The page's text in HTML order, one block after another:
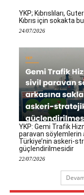
YKP; Kıbrıslıları,
Kıbrıs için sokakta
24/07/2026
YKP: Gemi Trafik
paravan söylemlerin
Türkiye’nin askeri-
güçlendirilmesidir
22/07/2026